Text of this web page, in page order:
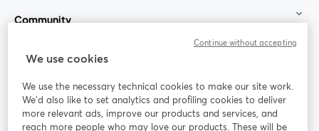
Community
StreamYard für
Mitmachen
We use cookies
We use the necessary technical cookies to make our site work.
We'd also like to set analytics and profiling cookies to deliver
more relevant ads, improve our products and services, and
reach more people who may love our products. These will be
Continue without accepting